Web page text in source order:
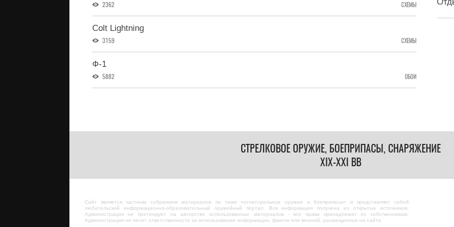
2362 СХЕМЫ
Colt Lightning
3159 СХЕМЫ
Ф-1
5882 ОБОИ
СТРЕЛКОВОЕ ОРУЖИЕ, БОЕПРИПАСЫ, СНАРЯЖЕНИЕ
XIX-XXI ВВ
Сайт является частным собранием материалов по теме «огнестрельное оружие и боеприпасы» и представляет собой
любительский информационно-образовательный оружейный портал. Вся информация получена из открытых источников.
Администрация не претендует на авторство использованных материалов - все права принадлежат их собственникам.
Администрация не несет ответственности за использование информации, фактов или мнений, размещенных на сайте.